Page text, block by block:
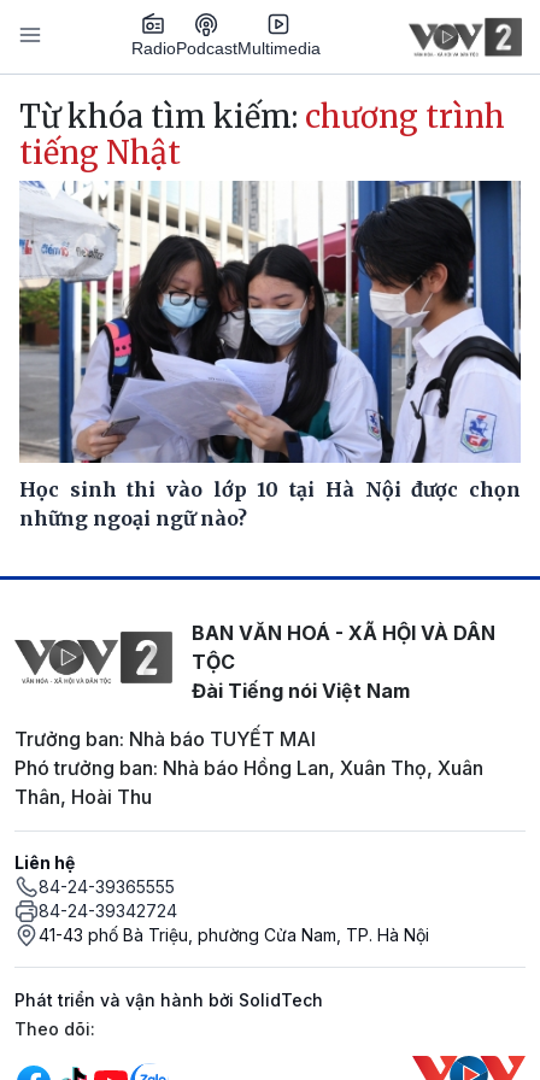
Nhảy đến nội dung
RadioPodcastMultimedia
Main navigation
Từ khóa tìm kiếm: chương trình
tiếng Nhật
Học sinh thi vào lớp 10 tại Hà Nội được chọn
những ngoại ngữ nào?
BAN VĂN HOÁ - XÃ HỘI VÀ DÂN
TỘC
Đài Tiếng nói Việt Nam
Trưởng ban: Nhà báo TUYẾT MAI
Phó trưởng ban: Nhà báo Hồng Lan, Xuân Thọ, Xuân
Thân, Hoài Thu
Liên hệ
84-24-39365555
84-24-39342724
41-43 phố Bà Triệu, phường Cửa Nam, TP. Hà Nội
Phát triển và vận hành bởi SolidTech
Mạng xã hội
Theo dõi: